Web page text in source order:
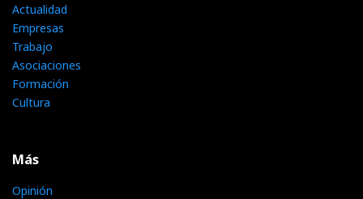
Actualidad
Empresas
Trabajo
Asociaciones
Formación
Cultura
Más
Opinión